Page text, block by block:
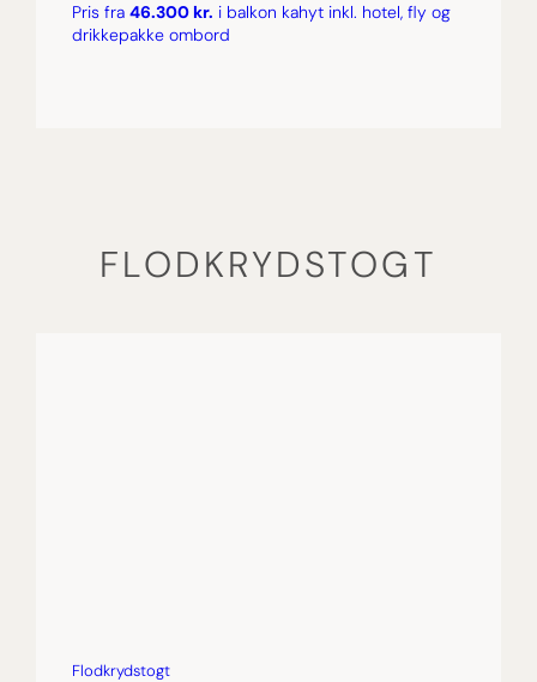
Pris fra 46.300 kr. i balkon kahyt inkl. hotel, fly og
drikkepakke ombord
FLODKRYDSTOGT
Flodkrydstogt